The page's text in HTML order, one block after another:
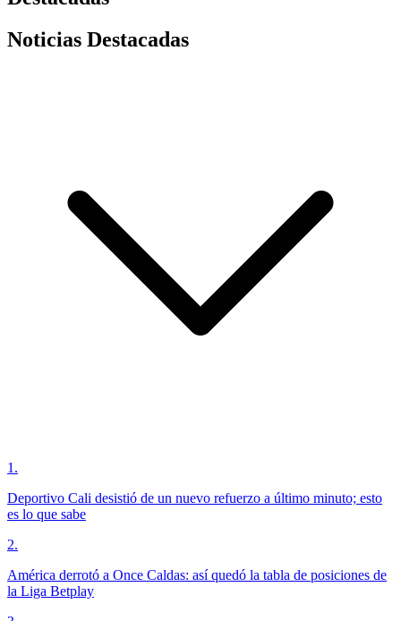
Noticias Destacadas
1 .
Deportivo Cali desistió de un nuevo refuerzo a último minuto; esto
es lo que sabe
2.
América derrotó a Once Caldas: así quedó la tabla de posiciones de
la Liga Betplay